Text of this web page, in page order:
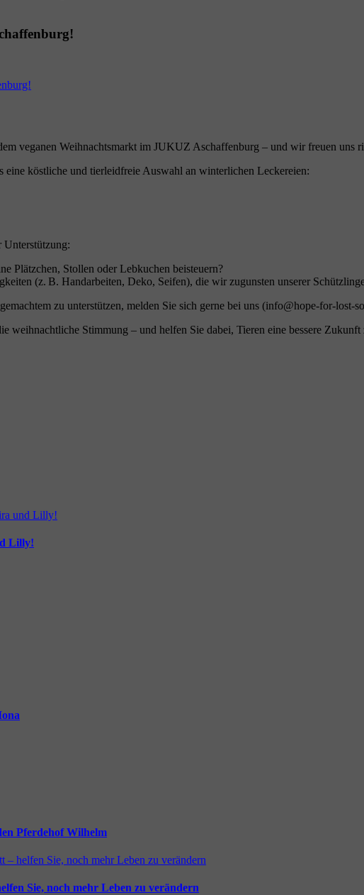
veganen Weihnachtsmarkt im JUKUZ Aschaffenburg – und wir freuen uns
eine köstliche und tierleidfreie Auswahl an winterlichen Leckereien:
Plätzchen, Stollen oder Lebkuchen beisteuern?
(z. B. Handarbeiten, Deko, Seifen), die wir zugunsten unserer
zu unterstützen, melden Sie sich gerne bei uns (info@hope-for-lost-
weihnachtliche Stimmung – und helfen Sie dabei, Tieren eine bessere
Lilly!
Pferdehof Wilhelm
Sie, noch mehr Leben zu verändern